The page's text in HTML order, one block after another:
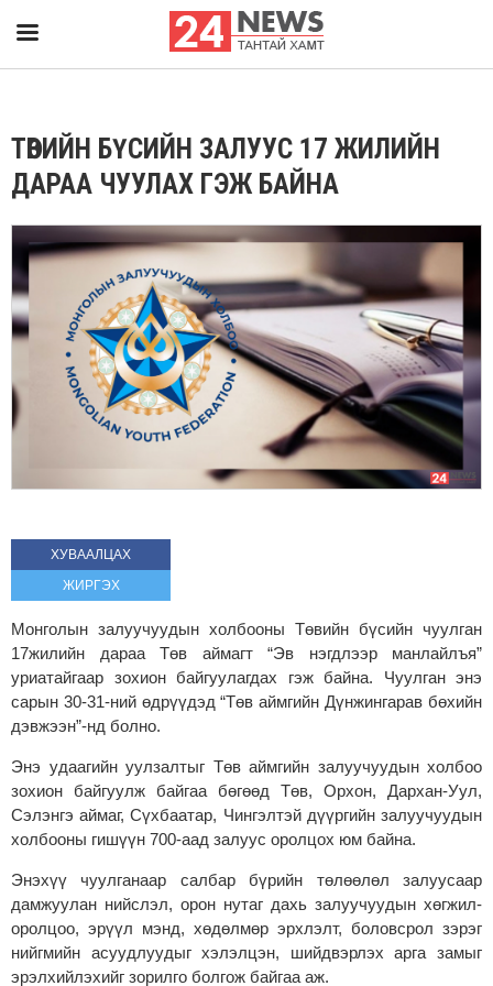
ТӨВИЙН БҮСИЙН ЗАЛУУС 17 ЖИЛИЙН
ДАРАА ЧУУЛАХ ГЭЖ БАЙНА
ХУВААЛЦАХ
ЖИРГЭХ
Монголын залуучуудын холбооны Төвийн бүсийн чуулган
17жилийн дараа Төв аймагт “Эв нэгдлээр манлайлъя”
уриатайгаар зохион байгуулагдах гэж байна. Чуулган энэ
сарын 30-31-ний өдрүүдэд “Төв аймгийн Дүнжингарав бөхийн
дэвжээн”-нд болно.
Энэ удаагийн уулзалтыг Төв аймгийн залуучуудын холбоо
зохион байгуулж байгаа бөгөөд Төв, Орхон, Дархан-Уул,
Сэлэнгэ аймаг, Сүхбаатар, Чингэлтэй дүүргийн залуучуудын
холбооны гишүүн 700-аад залуус оролцох юм байна.
Энэхүү чуулганаар салбар бүрийн төлөөлөл залуусаар
дамжуулан нийслэл, орон нутаг дахь залуучуудын хөгжил-
оролцоо, эрүүл мэнд, хөдөлмөр эрхлэлт, боловсрол зэрэг
нийгмийн асуудлуудыг хэлэлцэн, шийдвэрлэх арга замыг
эрэлхийлэхийг зорилго болгож байгаа аж.